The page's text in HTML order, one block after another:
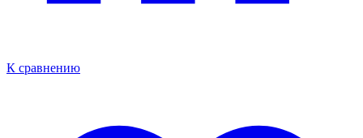
К сравнению